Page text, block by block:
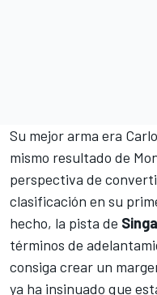
Su mejor arma era
mismo resultado de
perspectiva de
clasificación en su
hecho, la pista de
términos de
consiga crear un
ya ha insinuado que